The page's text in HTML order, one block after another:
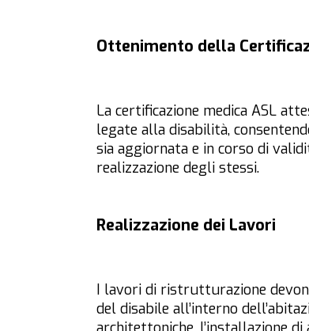
Ottenimento della
La certificazione medica ASL
legate alla disabilità,
sia aggiornata e in corso di
realizzazione degli stessi.
Realizzazione dei Lavori
I lavori di ristrutturazione
del disabile all’interno